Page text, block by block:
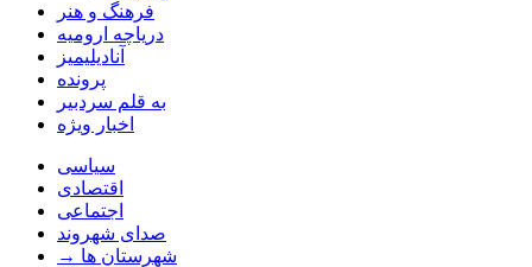
فرهنگ و هنر
دریاچه ارومیه
آنادیلیمیز
پرونده
به قلم سردبیر
اخبار ویژه
سیاسی
اقتصادی
اجتماعی
صدای شهروند
→ شهرستان ها